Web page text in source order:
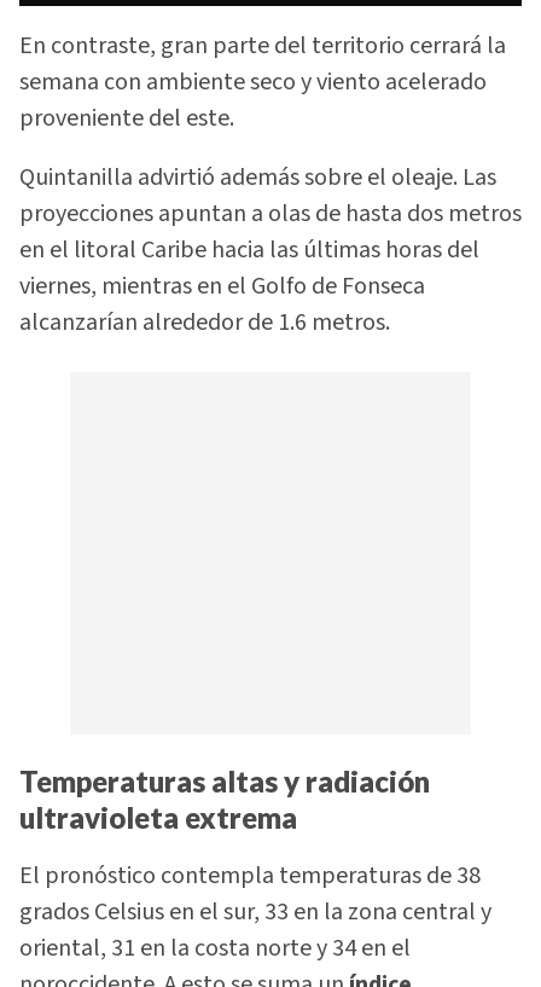
En contraste, gran parte del territorio cerrará la
semana con ambiente seco y viento acelerado
proveniente del este.
Quintanilla advirtió además sobre el oleaje. Las
proyecciones apuntan a olas de hasta dos metros
en el litoral Caribe hacia las últimas horas del
viernes, mientras en el Golfo de Fonseca
alcanzarían alrededor de 1.6 metros.
Temperaturas altas y radiación
ultravioleta extrema
El pronóstico contempla temperaturas de 38
grados Celsius en el sur, 33 en la zona central y
oriental, 31 en la costa norte y 34 en el